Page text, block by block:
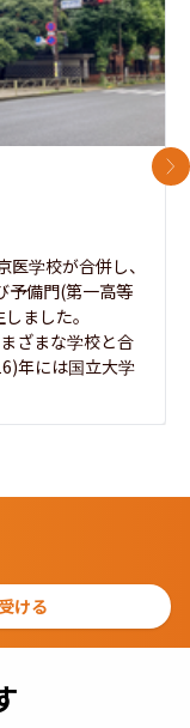
学校が合併し、
予備門(第一高等
ました。
ざまな学校と合
年には国立大学
次
ける